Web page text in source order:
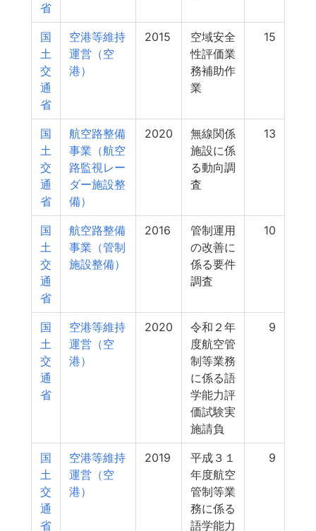
省
国
土
交
通
省
空港等維持
運営（空
港）
2015
空域安全
性評価業
務補助作
業
15
国
土
交
通
省
航空路整備
事業（航空
路監視レー
ダー施設整
備）
2020
無線関係
施設に係
る動向調
査
13
国
土
交
通
省
航空路整備
事業（管制
施設整備）
2016
管制運用
の改善に
係る要件
調査
10
国
土
交
通
省
空港等維持
運営（空
港）
2020
令和２年
度航空管
制等業務
に係る語
学能力評
価試験実
施請負
9
国
土
交
通
省
空港等維持
運営（空
港）
2019
平成３１
年度航空
管制等業
務に係る
語学能力
9